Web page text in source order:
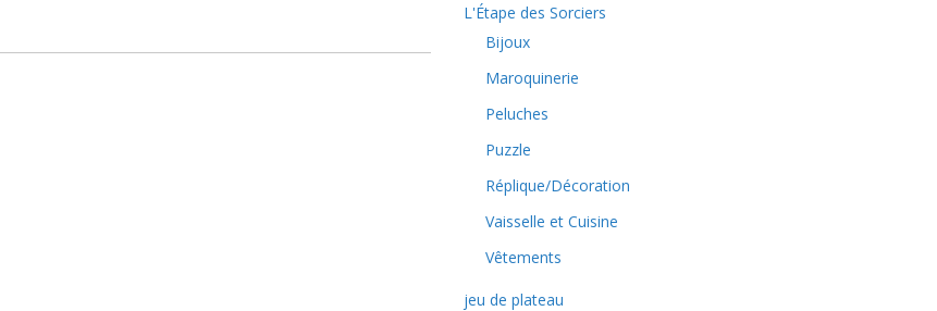
L'Étape des Sorciers
Bijoux
Maroquinerie
Peluches
Puzzle
Réplique/Décoration
Vaisselle et Cuisine
Vêtements
jeu de plateau